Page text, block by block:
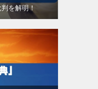
を解明！